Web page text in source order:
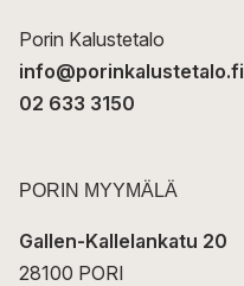
Porin Kalustetalo
info@porinkalustetalo.fi
02 633 3150
PORIN MYYMÄLÄ
Gallen-Kallelankatu 20
28100 PORI